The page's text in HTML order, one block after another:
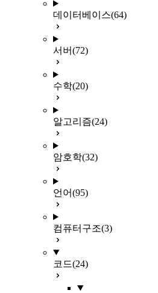
데이터베이스(64)
서버(72)
수학(20)
알고리즘(24)
암호학(32)
언어(95)
컴퓨터구조(3)
코드(24)